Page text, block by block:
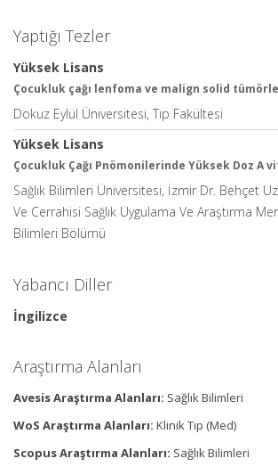
Yaptığı Tezler
Yüksek Lisans
Çocukluk çağı lenfoma ve malign solid
Dokuz Eylül Üniversitesi, Tıp Fakültesi
Yüksek Lisans
Çocukluk Çağı Pnömonilerinde Yüksek Doz A
Sağlık Bilimleri Üniversitesi, İzmir Dr. Behçet
Ve Cerrahisi Sağlık Uygulama Ve Araştırma
Bilimleri Bölümü
Yabancı Diller
İngilizce
Araştırma Alanları
Avesis Araştırma Alanları: Sağlık Bilimleri
WoS Araştırma Alanları: Klinik Tıp (Med)
Scopus Araştırma Alanları: Sağlık Bilimleri